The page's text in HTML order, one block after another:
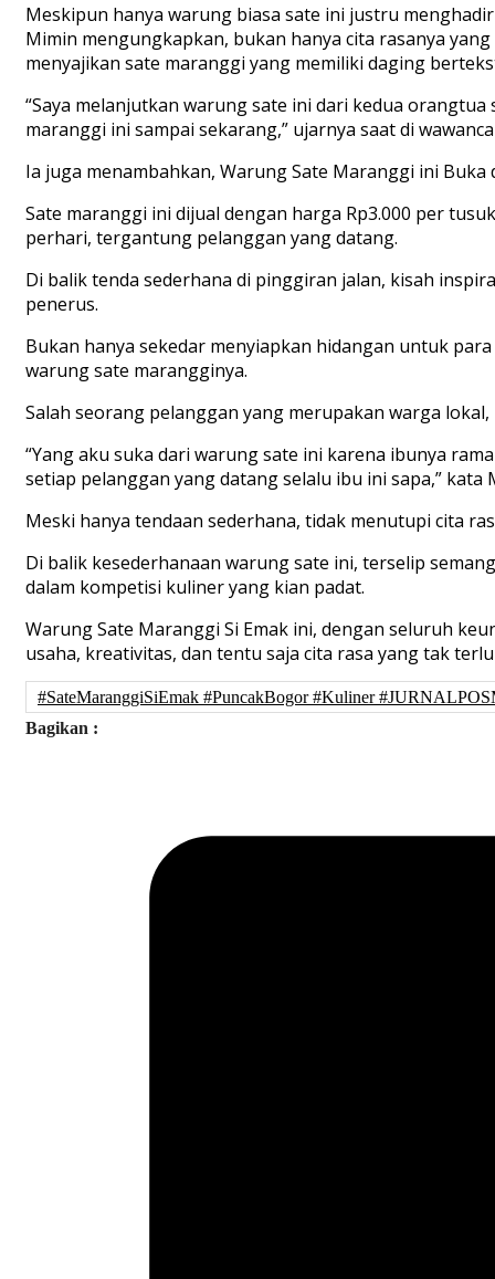
Meskipun hanya warung biasa sate ini justru
Mimin mengungkapkan, bukan hanya cita rasanya
menyajikan sate maranggi yang memiliki daging
“Saya melanjutkan warung sate ini dari kedua
maranggi ini sampai sekarang,” ujarnya saat di
Ia juga menambahkan, Warung Sate Maranggi ini
Sate maranggi ini dijual dengan harga Rp3.000 per
perhari, tergantung pelanggan yang datang.
Di balik tenda sederhana di pinggiran jalan, kisah
penerus.
Bukan hanya sekedar menyiapkan hidangan untuk
warung sate marangginya.
Salah seorang pelanggan yang merupakan warga
“Yang aku suka dari warung sate ini karena ibunya
setiap pelanggan yang datang selalu ibu ini sapa,” kata
Meski hanya tendaan sederhana, tidak menutupi cita
Di balik kesederhanaan warung sate ini, terselip
dalam kompetisi kuliner yang kian padat.
Warung Sate Maranggi Si Emak ini, dengan seluruh
usaha, kreativitas, dan tentu saja cita rasa yang tak
#SateMaranggiSiEmak #PuncakBogor #Kuliner
Bagikan :